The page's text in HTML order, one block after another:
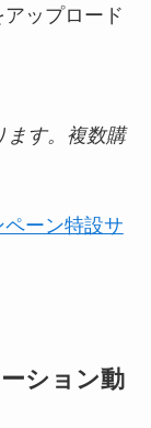
ップロード
す。複数購
ペーン特設サ
ション動